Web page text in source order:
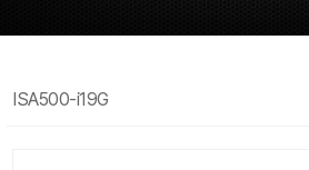
ISA500-i19G